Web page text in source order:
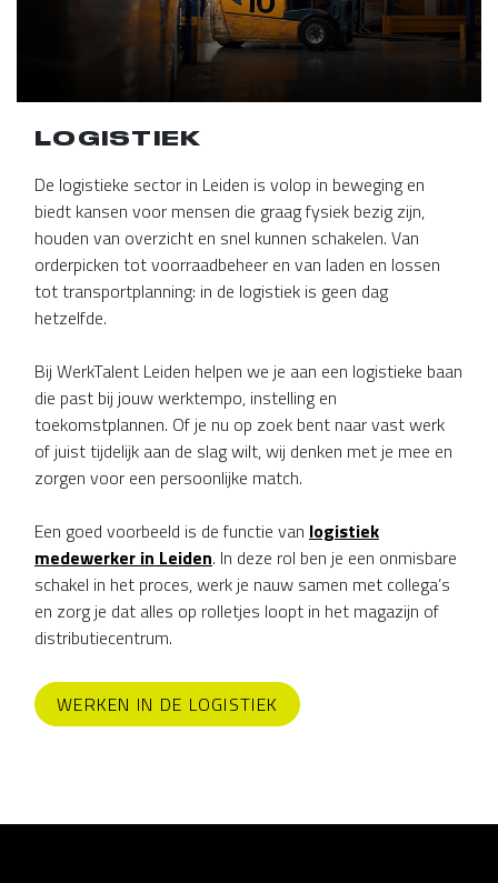
LOGISTIEK
De logistieke sector in Leiden is volop in beweging en
biedt kansen voor mensen die graag fysiek bezig zijn,
houden van overzicht en snel kunnen schakelen. Van
orderpicken tot voorraadbeheer en van laden en lossen
tot transportplanning: in de logistiek is geen dag
hetzelfde.
Bij WerkTalent Leiden helpen we je aan een logistieke baan
die past bij jouw werktempo, instelling en
toekomstplannen. Of je nu op zoek bent naar vast werk
of juist tijdelijk aan de slag wilt, wij denken met je mee en
zorgen voor een persoonlijke match.
Een goed voorbeeld is de functie van logistiek
medewerker in Leiden. In deze rol ben je een onmisbare
schakel in het proces, werk je nauw samen met collega’s
en zorg je dat alles op rolletjes loopt in het magazijn of
distributiecentrum.
WERKEN IN DE LOGISTIEK